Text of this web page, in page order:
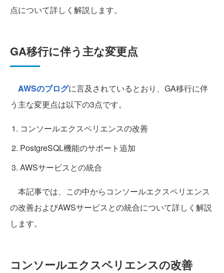
点について詳しく解説します。
GA移行に伴う主な変更点
AWSのブログに言及されているとおり、GA移行に伴
う主な変更点は以下の3点です。
コンソールエクスペリエンスの改善
PostgreSQL機能のサポート追加
AWSサービスとの統合
本記事では、この中からコンソールエクスペリエンス
の改善およびAWSサービスとの統合について詳しく解説
します。
コンソールエクスペリエンスの改善